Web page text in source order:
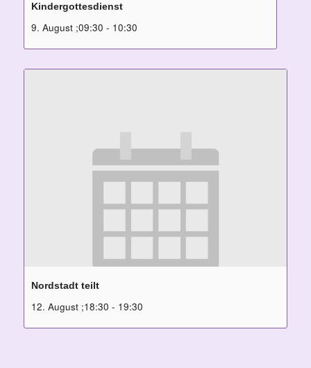
Kindergottesdienst
9. August ;09:30 - 10:30
Nordstadt teilt
12. August ;18:30 - 19:30